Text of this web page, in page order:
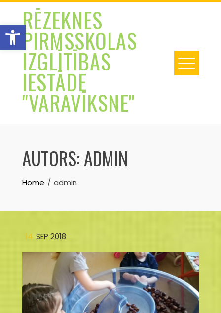
Open toolbar
Skip
contentRĒZEKNES
PIRMSSKOLAS
IZGLĪTĪBAS
IESTĀDE
"VARAVĪKSNE"
AUTORS:ADMIN
Home admin
14 SEP 2018